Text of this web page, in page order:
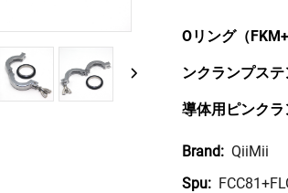
Oリング（
ンクランプス
導体用ピンクラ
Brand: QiiMii
Spu: